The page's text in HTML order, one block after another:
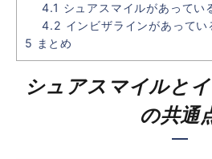
4.1 シュアスマイルがあってい
4.2 インビザラインがあってい
5 まとめ
シュアスマイルと
の共通